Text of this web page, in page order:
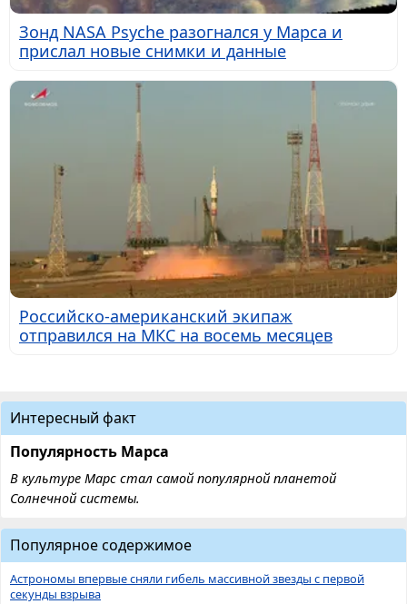
Зонд NASA Psyche разогнался у Марса и
прислал новые снимки и данные
Российско-американский экипаж
отправился на МКС на восемь месяцев
Интересный факт
Популярность Марса
В культуре Марс стал самой популярной планетой
Солнечной системы.
Популярное содержимое
Астрономы впервые сняли гибель массивной звезды с первой
секунды взрыва